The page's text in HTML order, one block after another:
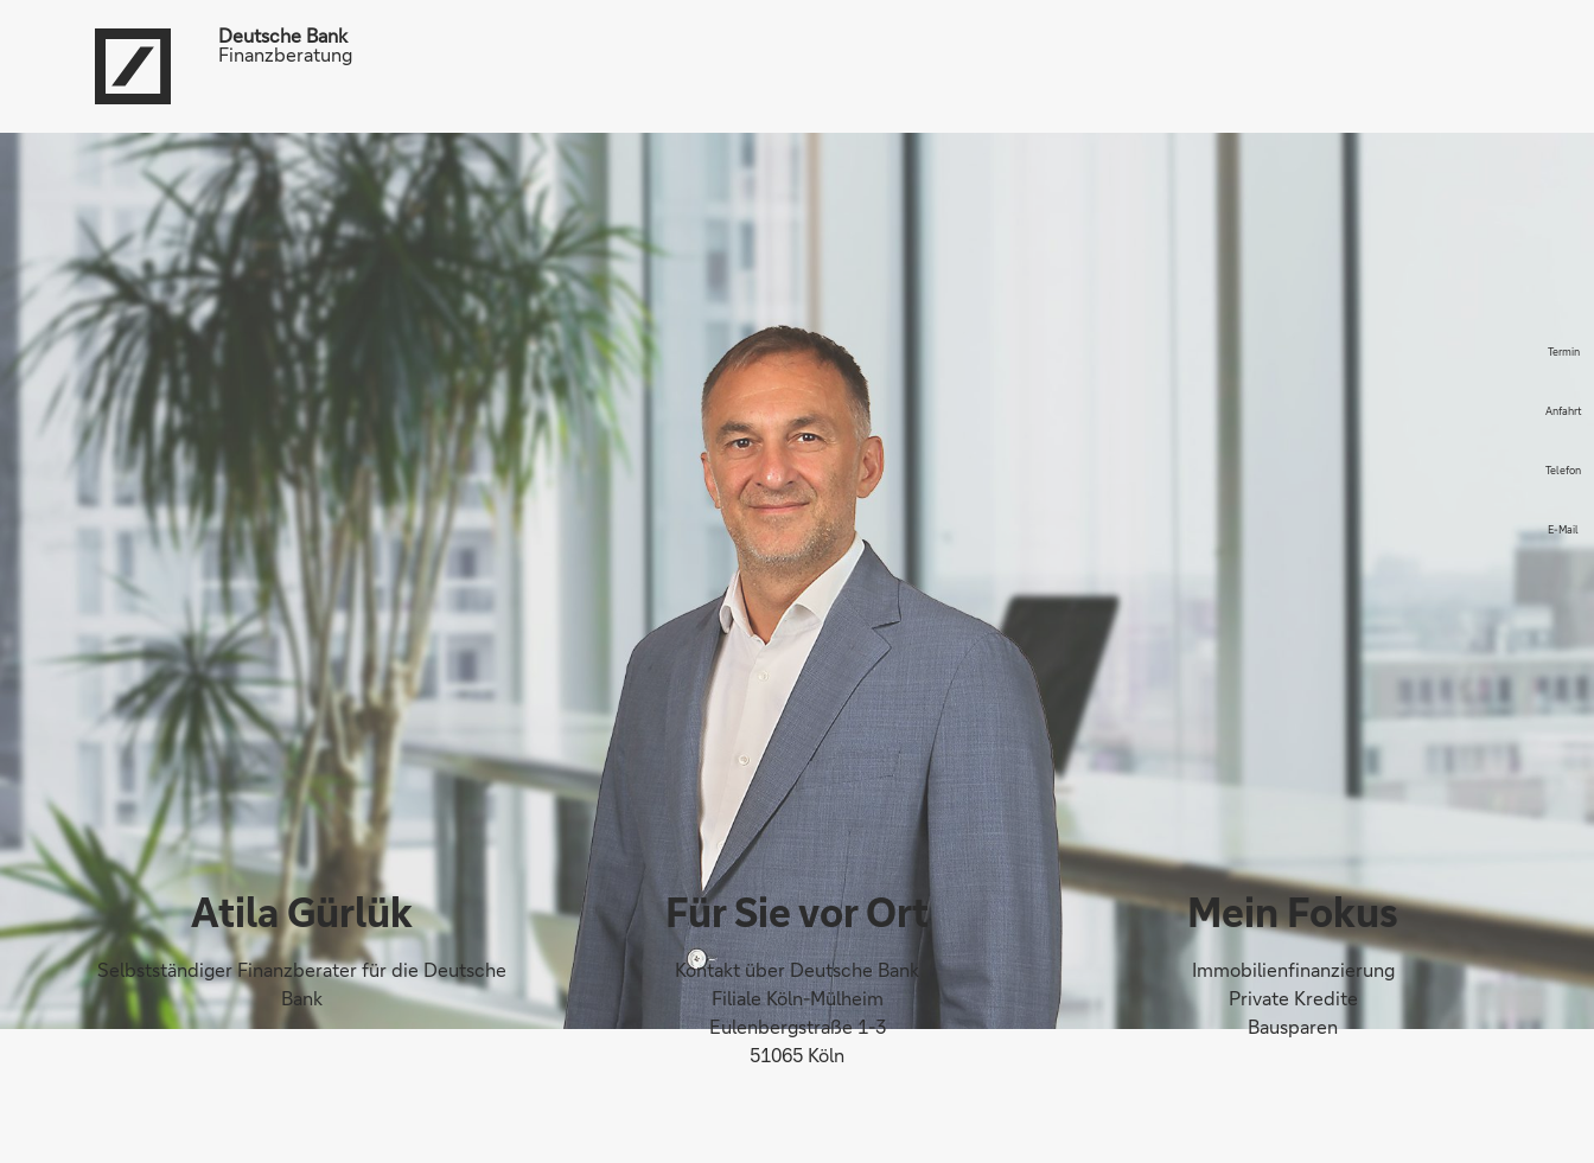
Deutsche Bank
Finanzberatung
Termin
Anfahrt
Telefon
E-Mail
Atila Gürlük
Selbstständiger Finanzberater für die Deutsche
Bank
Für Sie vor Ort
Kontakt über Deutsche Bank
Filiale Köln-Mülheim
Eulenbergstraße 1-3
51065 Köln
Mein Fokus
Immobilienfinanzierung
Private Kredite
Bausparen